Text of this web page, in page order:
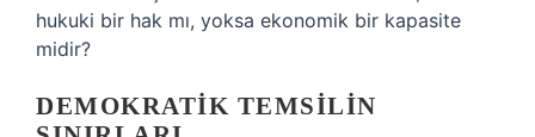
hukuki bir hak mı, yoksa ekonomik bir kapasite
midir?
DEMOKRATIK TEMSILIN